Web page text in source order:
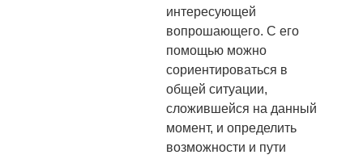
интересующей
вопрошающего. С его
помощью можно
сориентироваться в
общей ситуации,
сложившейся на данный
момент, и определить
возможности и пути